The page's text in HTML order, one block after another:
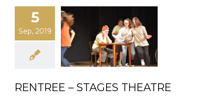
5
Sep, 2019
RENTREE – STAGES THEATRE